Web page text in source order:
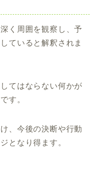
く周囲を観察し、予
ていると解釈されま
てはならない何かが
す。
、今後の決断や行動
となり得ます。